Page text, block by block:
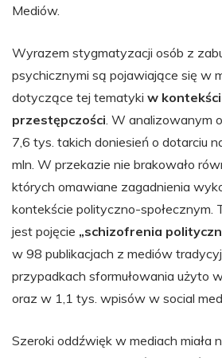
Mediów.
Wyrazem stygmatyzacji osób z
psychicznymi są pojawiające się w
dotyczące tej tematyki w
przestępczości . W analizowanym
7,6 tys. takich doniesień o dotarciu
mln. W przekazie nie brakowało
których omawiane zagadnienia
kontekście polityczno-społecznym.
jest pojęcie „schizofrenia
w 98 publikacjach z mediów
przypadkach sformułowania użyto
oraz w 1,1 tys. wpisów w social
Szeroki oddźwięk w mediach miała